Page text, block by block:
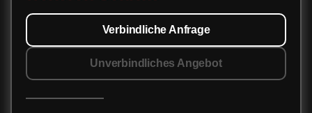
Verbindliche Anfrage
Unverbindliches Angebot